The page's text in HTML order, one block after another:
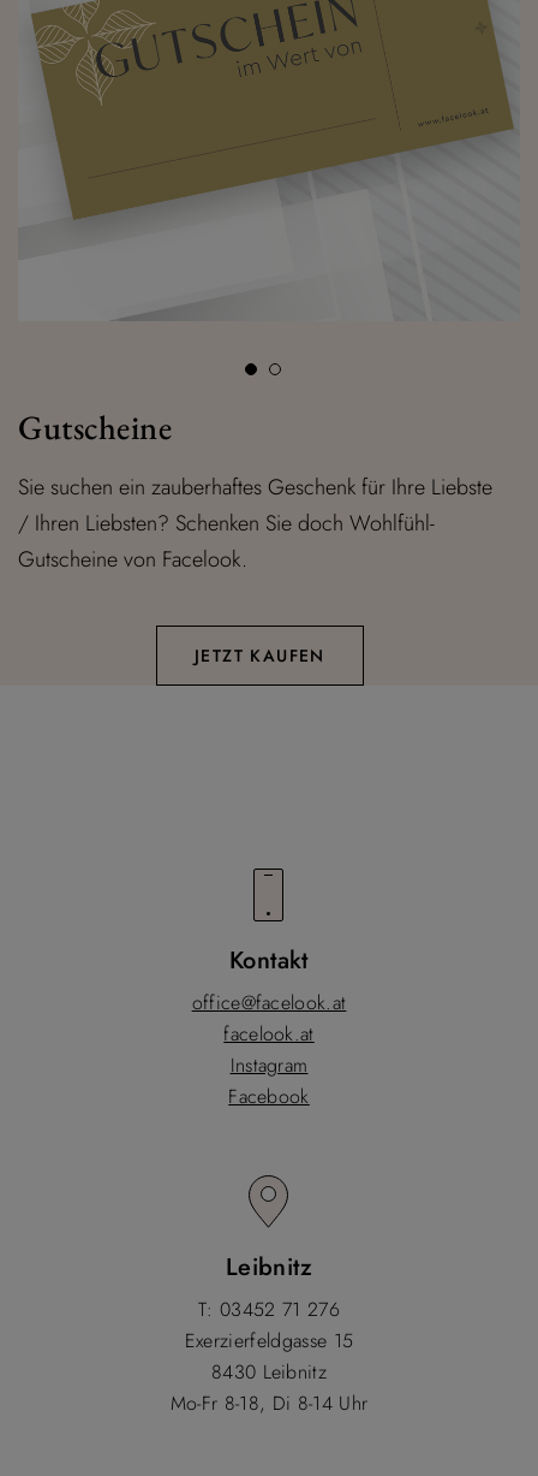
Gutscheine
Sie suchen ein zauberhaftes Geschenk für Ihre Liebste
/ Ihren Liebsten? Schenken Sie doch Wohlfühl-
Gutscheine von Facelook.
JETZT KAUFEN
Kontakt
office@facelook.at
facelook.at
Instagram
Facebook
Leibnitz
T: 03452 71 276
Exerzierfeldgasse 15
8430 Leibnitz
Mo-Fr 8-18, Di 8-14 Uhr